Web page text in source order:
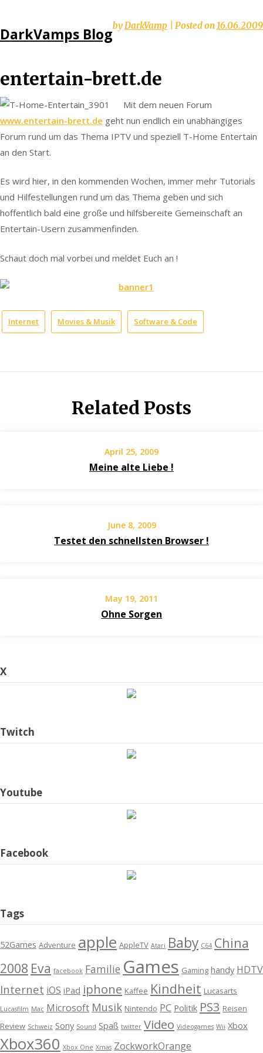
to
DarkVamps Blog
entertain-brett.de
byDarkVamp Posted on16.06.2009
Mit dem neuen Forum
www.entertain-brett.de geht nun endlich ein unabhängiges
Forum rund um das Thema IPTV und speziell T-Home Entertain
an den Start.
Es wird hier, in den kommenden Wochen, immer mehr Tutorials
und Hilfestellungen rund um das Thema geben und sich
hoffentlich bald eine große und hilfsbereite Gemeinschaft an
Entertain-Usern zusammenfinden.
Schaut doch mal vorbei und meldet Euch an !
Internet Movies & Musik Software & Code
Related Posts
April 25, 2009
Meine alte Liebe !
June 8, 2009
Testet den schnellsten Browser !
May 19, 2011
Ohne Sorgen
X
Twitch
Youtube
Facebook
Tags
52Games Adventure apple AppleTV Atari Baby C64 China
2008 Eva facebook Familie Games Gaming handy HDTV
Internet iOS iPad iphone Kaffee Kindheit Lucasarts
Lucasfilm Mac Microsoft Musik Nintendo PC Politik PS3 Reisen
Review Schweiz Sony Sound Spaß twitter Video Videogames Wii Xbox
Xbox360 Xbox One Xmas ZockworkOrange